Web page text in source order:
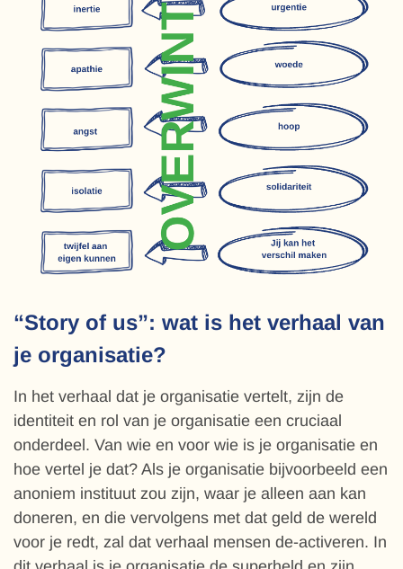
“Story of us”: wat is het verhaal van
je organisatie?
In het verhaal dat je organisatie vertelt, zijn de
identiteit en rol van je organisatie een cruciaal
onderdeel. Van wie en voor wie is je organisatie en
hoe vertel je dat? Als je organisatie bijvoorbeeld een
anoniem instituut zou zijn, waar je alleen aan kan
doneren, en die vervolgens met dat geld de wereld
voor je redt, zal dat verhaal mensen de-activeren. In